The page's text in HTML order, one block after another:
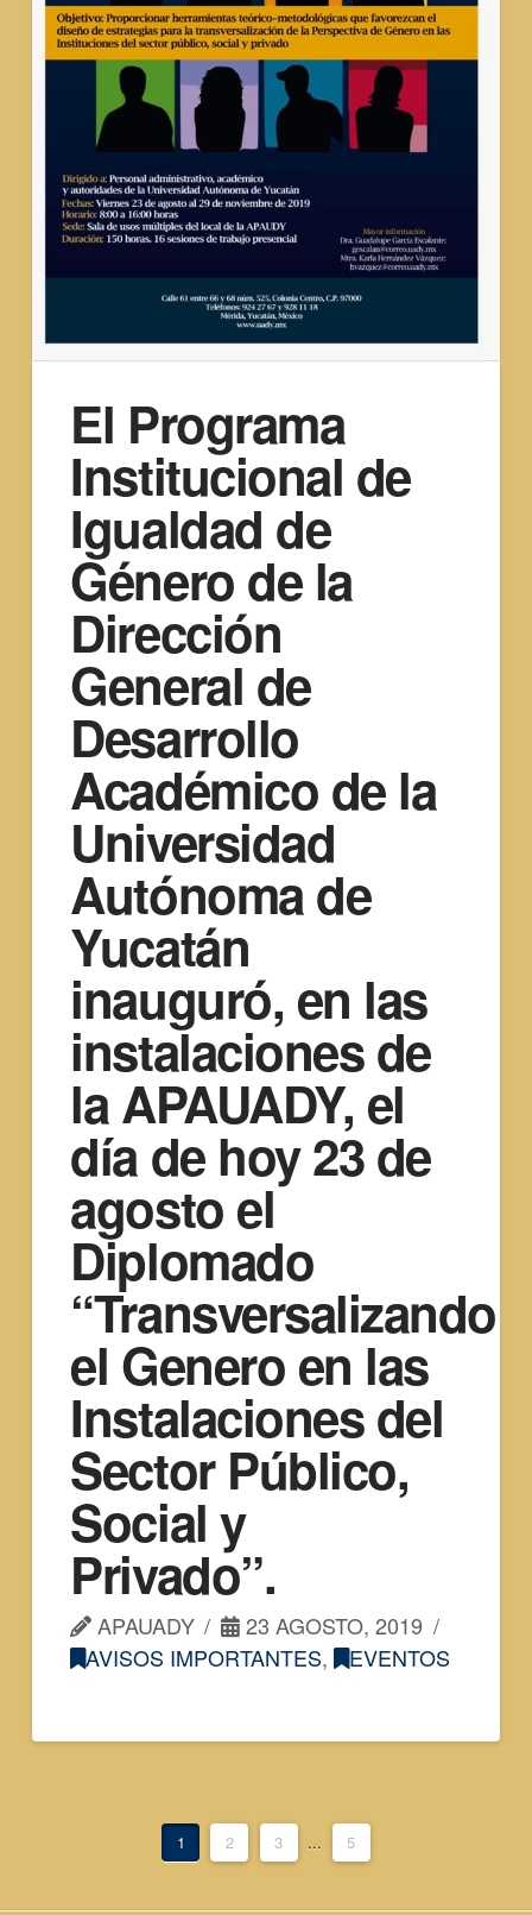
El Programa
Institucional de
Igualdad de
Género de la
Dirección
General de
Desarrollo
Académico de la
Universidad
Autónoma de
Yucatán
inauguró, en las
instalaciones de
la APAUADY, el
día de hoy 23 de
agosto el
Diplomado
“Transversalizando
el Genero en las
Instalaciones del
Sector Público,
Social y
Privado”.
APAUADY
23 AGOSTO, 2019
AVISOS IMPORTANTES, EVENTOS
1 2 3 ... 5